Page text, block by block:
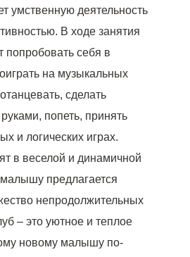
умственную деятельность
В ходе занятия
себя в
на музыкальных
сделать
попеть, принять
и логических играх.
в веселой и динамичной
малышу предлагается
непродолжительных
– это уютное и теплое
новому малышу по-